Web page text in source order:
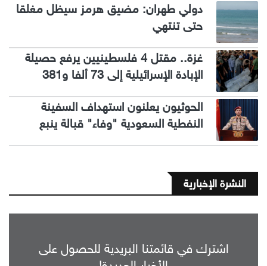
دولي طهران: مضيق هرمز سيظل مغلقا
حتى تنتهي
غزة.. مقتل 4 فلسطينيين يرفع حصيلة
الإبادة الإسرائيلية إلى 73 ألفا و381
الحوثيون يعلنون استهداف السفينة
النفطية السعودية "وفاء" قبالة ينبع
النشرة الإخبارية
اشترك في قائمتنا البريدية للحصول على